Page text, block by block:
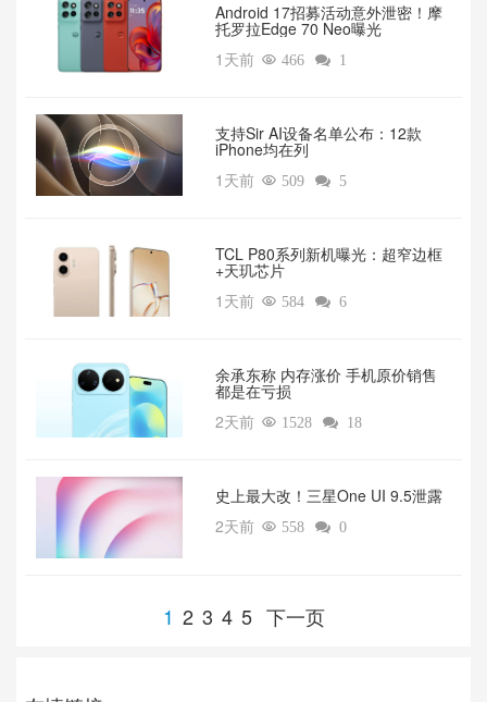
Android 17招募活动意外泄密！摩
托罗拉Edge 70 Neo曝光
1天前  466  1
支持Sir AI设备名单公布：12款
iPhone均在列
1天前  509  5
TCL P80系列新机曝光：超窄边框
+天玑芯片
1天前  584  6
余承东称 内存涨价 手机原价销售
都是在亏损
2天前  1528  18
‌史上最大改！三星One UI 9.5泄露
2天前  558  0
1 2 3 4 5 下一页